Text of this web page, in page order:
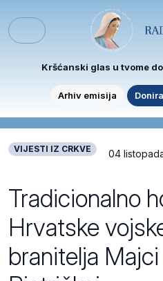
Menu
Kršćanski glas u tvome
Arhiv emisija
VIJESTI IZ CRKVE 04
Tradicionalno
Hrvatske
branitelja